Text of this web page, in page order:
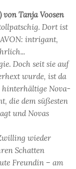
Tanja Voosen
Dort ist
intrigant,
Doch seit sie auf
wurde, ist da
hinterhältige Nova-
die dem süßesten
und Novas
wieder
Schatten
Freundin – am